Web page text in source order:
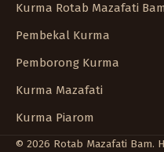
Kurma Rotab Mazafati
Pembekal Kurma
Pemborong Kurma
Kurma Mazafati
Kurma Piarom
© 2026 Rotab Mazafati Bam.